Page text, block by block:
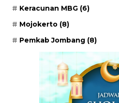
Keracunan MBG (6)
Mojokerto (8)
Pemkab Jombang (8)